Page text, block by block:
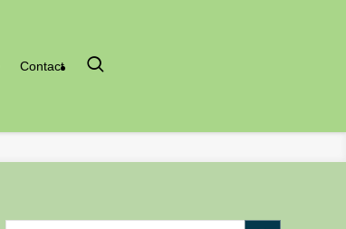
Contact